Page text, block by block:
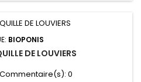
BIOPONIS
DE LOUVIERS
Commentaire(s): 0